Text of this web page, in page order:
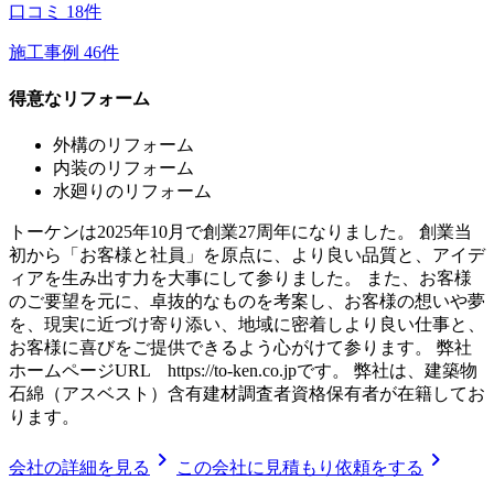
口コミ 18件
施工事例 46件
得意なリフォーム
外構のリフォーム
内装のリフォーム
水廻りのリフォーム
トーケンは2025年10月で創業27周年になりました。 創業当
初から「お客様と社員」を原点に、より良い品質と、アイデ
ィアを生み出す力を大事にして参りました。 また、お客様
のご要望を元に、卓抜的なものを考案し、お客様の想いや夢
を、現実に近づけ寄り添い、地域に密着しより良い仕事と、
お客様に喜びをご提供できるよう心がけて参ります。 弊社
ホームページURL https://to-ken.co.jpです。 弊社は、建築物
石綿（アスベスト）含有建材調査者資格保有者が在籍してお
ります。
会社の詳細を見る chevron_right この会社に見積もり依頼をする chevron_right